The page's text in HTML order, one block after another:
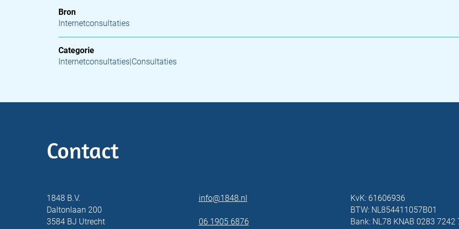
Bron
Internetconsultaties
Categorie
Internetconsultaties|Consultaties
Contact
1848 B.V.
Daltonlaan 200
3584 BJ Utrecht
info@1848.nl
06 1905 6876
KvK: 61606936
BTW: NL854411057B01
Bank: NL78 KNAB 0283 7242